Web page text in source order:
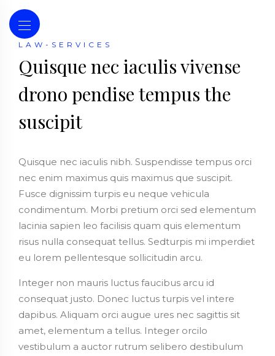
LAW-SERVICES
Quisque nec iaculis vivense
drono pendise tempus the
suscipit
Quisque nec iaculis nibh. Suspendisse tempus orci
nec enim maximus quis maximus que suscipit.
Fusce dignissim turpis eu neque vehicula
condimentum. Morbi pretium orci sed elementum
lacinia sapien leo facilisis quam quis elementum
risus nulla consequat tellus. Sedturpis mi imperdiet
eu lorem pellentesque sollicitudin arcu.
Integer non mauris luctus faucibus arcu id
consequat justo. Donec luctus turpis vel intere
dapibus. Aliquam orci augue ures nec sagittis sit
amet, elementum a tellus. Integer orcilo
vestibulum a auctor rutrum selibero destibulum